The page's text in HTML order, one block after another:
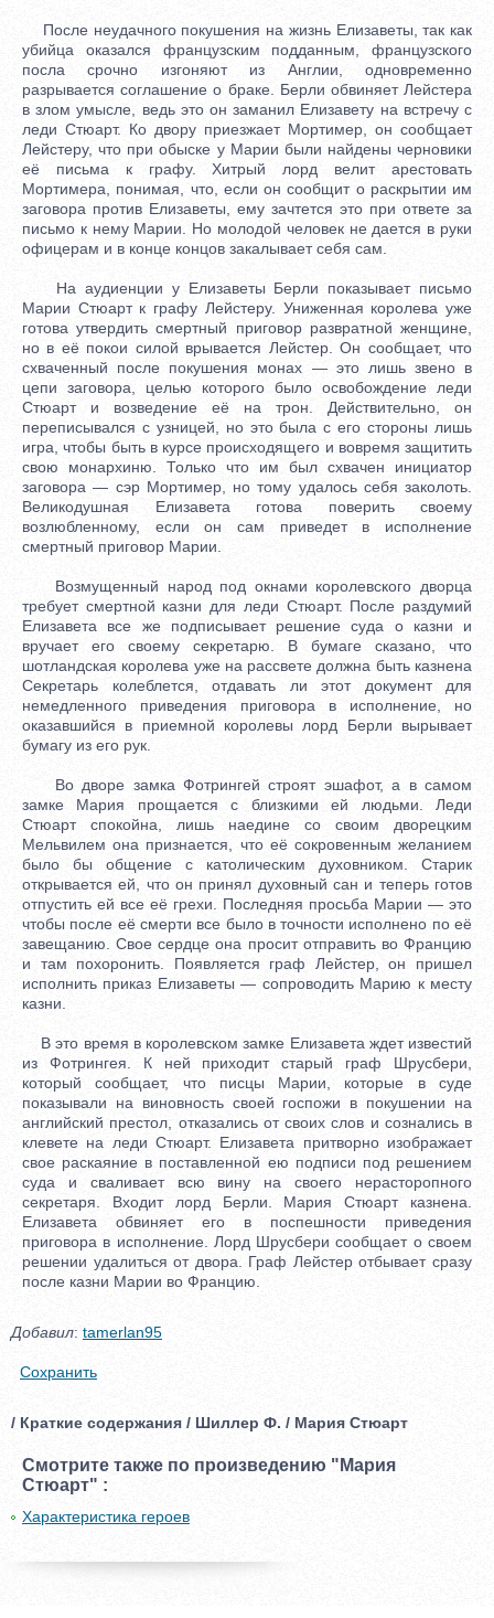
После неудачного покушения на жизнь Елизаветы, так как
убийца оказался французским подданным, французского
посла срочно изгоняют из Англии, одновременно
разрывается соглашение о браке. Берли обвиняет Лейстера
в злом умысле, ведь это он заманил Елизавету на встречу с
леди Стюарт. Ко двору приезжает Мортимер, он сообщает
Лейстеру, что при обыске у Марии были найдены черновики
её письма к графу. Хитрый лорд велит арестовать
Мортимера, понимая, что, если он сообщит о раскрытии им
заговора против Елизаветы, ему зачтется это при ответе за
письмо к нему Марии. Но молодой человек не дается в руки
офицерам и в конце концов закалывает себя сам.
На аудиенции у Елизаветы Берли показывает письмо
Марии Стюарт к графу Лейстеру. Униженная королева уже
готова утвердить смертный приговор развратной женщине,
но в её покои силой врывается Лейстер. Он сообщает, что
схваченный после покушения монах — это лишь звено в
цепи заговора, целью которого было освобождение леди
Стюарт и возведение её на трон. Действительно, он
переписывался с узницей, но это была с его стороны лишь
игра, чтобы быть в курсе происходящего и вовремя защитить
свою монархиню. Только что им был схвачен инициатор
заговора — сэр Мортимер, но тому удалось себя заколоть.
Великодушная Елизавета готова поверить своему
возлюбленному, если он сам приведет в исполнение
смертный приговор Марии.
Возмущенный народ под окнами королевского дворца
требует смертной казни для леди Стюарт. После раздумий
Елизавета все же подписывает решение суда о казни и
вручает его своему секретарю. В бумаге сказано, что
шотландская королева уже на рассвете должна быть казнена
Секретарь колеблется, отдавать ли этот документ для
немедленного приведения приговора в исполнение, но
оказавшийся в приемной королевы лорд Берли вырывает
бумагу из его рук.
Во дворе замка Фотрингей строят эшафот, а в самом
замке Мария прощается с близкими ей людьми. Леди
Стюарт спокойна, лишь наедине со своим дворецким
Мельвилем она признается, что её сокровенным желанием
было бы общение с католическим духовником. Старик
открывается ей, что он принял духовный сан и теперь готов
отпустить ей все её грехи. Последняя просьба Марии — это
чтобы после её смерти все было в точности исполнено по её
завещанию. Свое сердце она просит отправить во Францию
и там похоронить. Появляется граф Лейстер, он пришел
исполнить приказ Елизаветы — сопроводить Марию к месту
казни.
В это время в королевском замке Елизавета ждет известий
из Фотрингея. К ней приходит старый граф Шрусбери,
который сообщает, что писцы Марии, которые в суде
показывали на виновность своей госпожи в покушении на
английский престол, отказались от своих слов и сознались в
клевете на леди Стюарт. Елизавета притворно изображает
свое раскаяние в поставленной ею подписи под решением
суда и сваливает всю вину на своего нерасторопного
секретаря. Входит лорд Берли. Мария Стюарт казнена.
Елизавета обвиняет его в поспешности приведения
приговора в исполнение. Лорд Шрусбери сообщает о своем
решении удалиться от двора. Граф Лейстер отбывает сразу
после казни Марии во Францию.
Добавил: tamerlan95
Сохранить
/ Краткие содержания / Шиллер Ф. / Мария Стюарт
Смотрите также по произведению "Мария
Стюарт" :
Характеристика героев